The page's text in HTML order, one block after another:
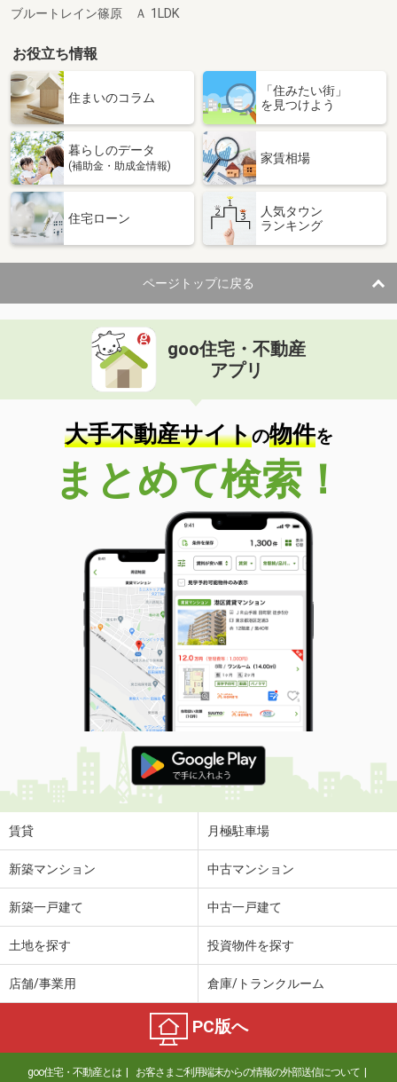
ブルートレイン篠原 Ａ 1LDK
お役立ち情報
住まいのコラム
「住みたい街」
を見つけよう
暮らしのデータ
(補助金・助成金情報)
家賃相場
住宅ローン
人気タウン
ランキング
ページトップに戻る
goo住宅・不動産
アプリ
大手不動産サイトの物件を
まとめて検索！
賃貸 月極駐車場
新築マンション 中古マンション
新築一戸建て 中古一戸建て
土地を探す 投資物件を探す
店舗/事業用 倉庫/トランクルーム
PC版へ
goo住宅・不動産とは お客さまご利用端末からの情報の外部送信について